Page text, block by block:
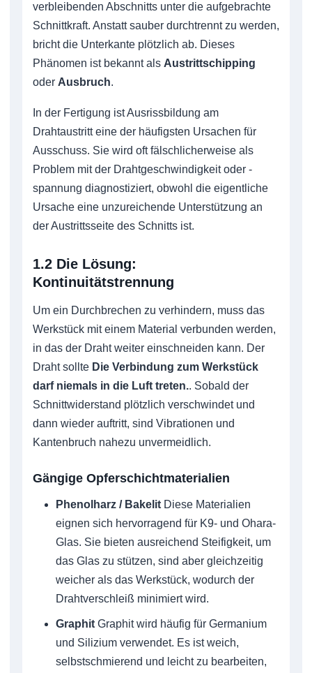
verbleibenden Abschnitts unter die aufgebrachte
Schnittkraft. Anstatt sauber durchtrennt zu werden,
bricht die Unterkante plötzlich ab. Dieses
Phänomen ist bekannt als Austrittschipping
oder Ausbruch.
In der Fertigung ist Ausrissbildung am
Drahtaustritt eine der häufigsten Ursachen für
Ausschuss. Sie wird oft fälschlicherweise als
Problem mit der Drahtgeschwindigkeit oder -
spannung diagnostiziert, obwohl die eigentliche
Ursache eine unzureichende Unterstützung an
der Austrittsseite des Schnitts ist.
1.2 Die Lösung:
Kontinuitätstrennung
Um ein Durchbrechen zu verhindern, muss das
Werkstück mit einem Material verbunden werden,
in das der Draht weiter einschneiden kann. Der
Draht sollte Die Verbindung zum Werkstück
darf niemals in die Luft treten.. Sobald der
Schnittwiderstand plötzlich verschwindet und
dann wieder auftritt, sind Vibrationen und
Kantenbruch nahezu unvermeidlich.
Gängige Opferschichtmaterialien
Phenolharz / BakelitDiese Materialien
eignen sich hervorragend für K9- und Ohara-
Glas. Sie bieten ausreichend Steifigkeit, um
das Glas zu stützen, sind aber gleichzeitig
weicher als das Werkstück, wodurch der
Drahtverschleiß minimiert wird.
GraphitGraphit wird häufig für Germanium
und Silizium verwendet. Es ist weich,
selbstschmierend und leicht zu bearbeiten,